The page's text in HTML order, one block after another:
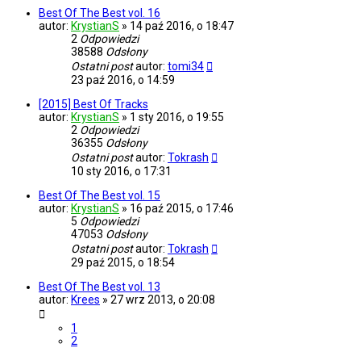
Best Of The Best vol. 16
autor: KrystianS » 14 paź 2016, o 18:47
2 Odpowiedzi
38588 Odsłony
Ostatni postautor: tomi34
23 paź 2016, o 14:59
[2015] Best Of Tracks
autor: KrystianS » 1 sty 2016, o 19:55
2 Odpowiedzi
36355 Odsłony
Ostatni postautor: Tokrash
10 sty 2016, o 17:31
Best Of The Best vol. 15
autor: KrystianS » 16 paź 2015, o 17:46
5 Odpowiedzi
47053 Odsłony
Ostatni postautor: Tokrash
29 paź 2015, o 18:54
Best Of The Best vol. 13
autor: Krees » 27 wrz 2013, o 20:08
1
2